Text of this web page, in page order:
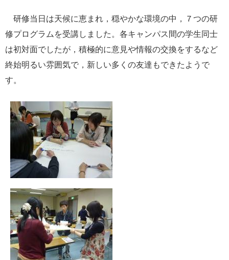
研修当日は天候に恵まれ，穏やかな環境の中，７つの研
修プログラムを受講しました。各キャンパス間の学生同士
は初対面でしたが，積極的に意見や情報の交換をするなど
終始明るい雰囲気で，新しい多くの友達もできたようで
す。